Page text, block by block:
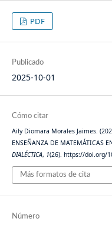
PDF
Publicado
2025-10-01
Cómo citar
Aily Diomara Morales Jaimes.
ENSEÑANZA DE MATEMÁTICAS
DIALÉCTICA, 1(26). https://doi.org/
Más formatos de cita
Número